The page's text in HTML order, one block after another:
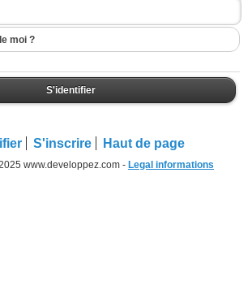
moi ?
S'identifier
S'inscrire Haut de page
www.developpez.com - Legal informations